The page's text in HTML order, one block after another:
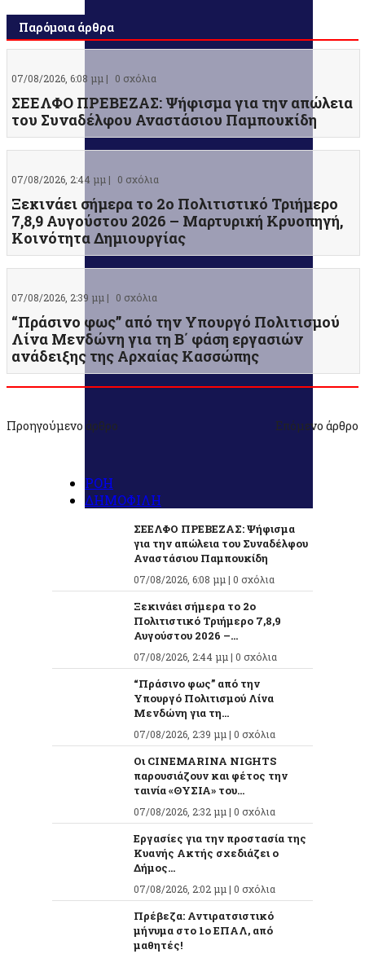
Παρόμοια άρθρα
07/08/2026, 6:08 μμ | 0 σχόλια
ΣΕΕΛΦΟ ΠΡΕΒΕΖΑΣ: Ψήφισμα για την απώλεια
του Συναδέλφου Αναστάσιου Παμπουκίδη
07/08/2026, 2:44 μμ | 0 σχόλια
Ξεκινάει σήμερα το 2ο Πολιτιστικό Τριήμερο
7,8,9 Αυγούστου 2026 – Μαρτυρική Κρυοπηγή,
Κοινότητα Δημιουργίας
07/08/2026, 2:39 μμ | 0 σχόλια
“Πράσινο φως” από την Υπουργό Πολιτισμού
Λίνα Μενδώνη για τη Β΄ φάση εργασιών
ανάδειξης της Αρχαίας Κασσώπης
Προηγούμενο άρθρο Επόμενο άρθρο
ΡΟΗ
ΔΗΜΟΦΙΛΗ
ΣΕΕΛΦΟ ΠΡΕΒΕΖΑΣ: Ψήφισμα
για την απώλεια του Συναδέλφου
Αναστάσιου Παμπουκίδη
07/08/2026, 6:08 μμ | 0 σχόλια
Ξεκινάει σήμερα το 2ο
Πολιτιστικό Τριήμερο 7,8,9
Αυγούστου 2026 –...
07/08/2026, 2:44 μμ | 0 σχόλια
“Πράσινο φως” από την
Υπουργό Πολιτισμού Λίνα
Μενδώνη για τη...
07/08/2026, 2:39 μμ | 0 σχόλια
Οι CINEMARINA NIGHTS
παρουσιάζουν και φέτος την
ταινία «ΘΥΣΙΑ» του...
07/08/2026, 2:32 μμ | 0 σχόλια
Εργασίες για την προστασία της
Κυανής Ακτής σχεδιάζει ο
Δήμος...
07/08/2026, 2:02 μμ | 0 σχόλια
Πρέβεζα: Αντιρατσιστικό
μήνυμα στο 1ο ΕΠΑΛ, από
μαθητές!